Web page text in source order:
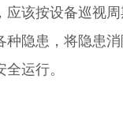
应该按设备巡视
种隐患，将隐患
运行。